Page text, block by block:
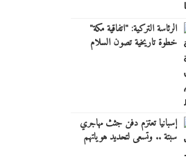
الرئاسة التركية: "اتفاقية مكة"
خطوة تاريخية تصون السلام
إسبانيا تعتزم دفن جثث مهاجري
سبتة .. وتسعى لتحديد هوياتهم